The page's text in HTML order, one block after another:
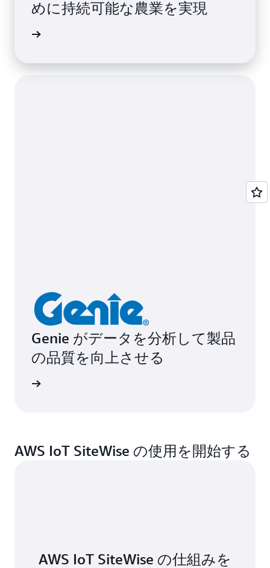
めに持続可能な農業を実現
Genie がデータを分析して製品
の品質を向上させる
AWS IoT SiteWise の使用を開始する
AWS IoT SiteWise の仕組みを